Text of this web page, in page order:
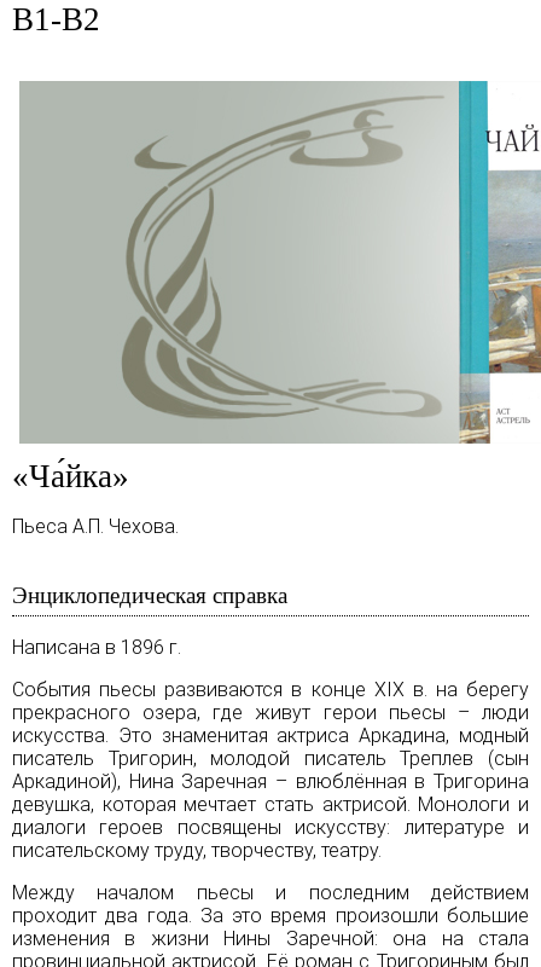
B1-B2
«Ча́йка»
Пьеса А.П. Чехова.
Энциклопедическая справка
Написана в 1896 г.
События пьесы развиваются в конце ХIХ в. на берегу
прекрасного озера, где живут герои пьесы – люди
искусства. Это знаменитая актриса Аркадина, модный
писатель Тригорин, молодой писатель Треплев (сын
Аркадиной), Нина Заречная – влюблённая в Тригорина
девушка, которая мечтает стать актрисой. Монологи и
диалоги героев посвящены искусству: литературе и
писательскому труду, творчеству, театру.
Между началом пьесы и последним действием
проходит два года. За это время произошли большие
изменения в жизни Нины Заречной: она на стала
провинциальной актрисой. Её роман с Тригориным был